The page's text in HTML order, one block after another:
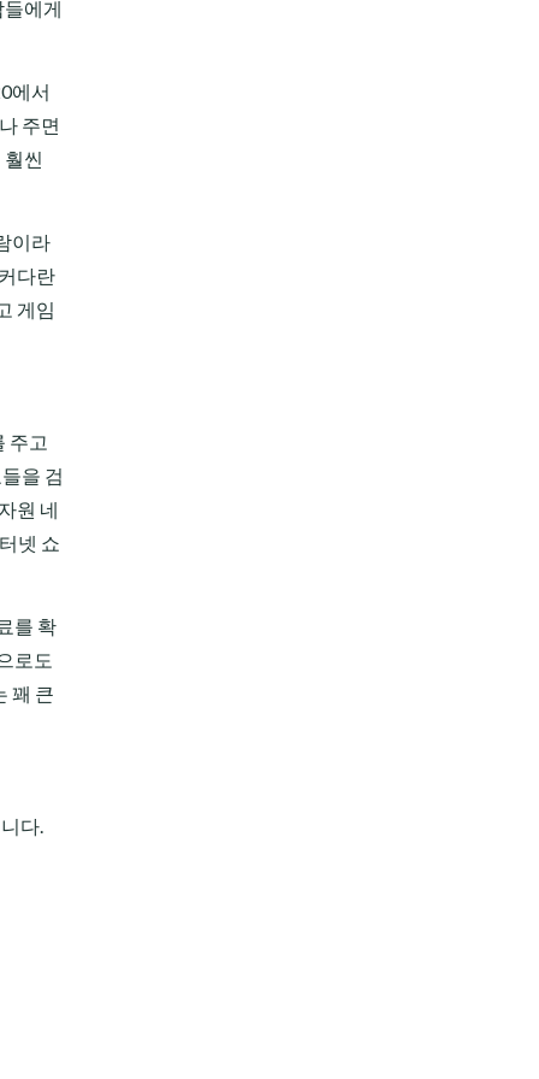
에게
에서
주면
씬
이라
다란
게임
주고
을 검
원 네
넷 쇼
를 확
로도
꽤 큰
다.